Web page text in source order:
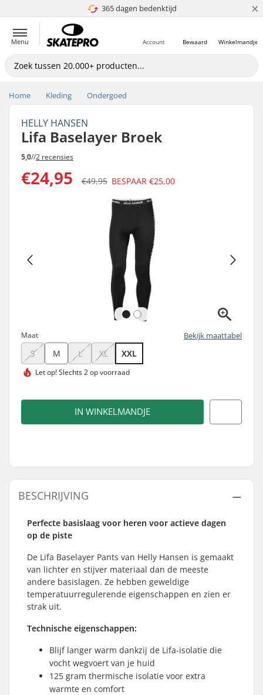
365 dagen bedenktijd
4.8 van 5 ×
Menu Winkelmandje
Bewaard
Account
Home Kleding Ondergoed
HELLY HANSEN
Lifa Baselayer Broek
5,0//2 recensies
€24,95 €49,95 BESPAAR €25,00
Maat Bekijk maattabel
S M L XL XXL
Let op!Slechts 2 op voorraad
IN WINKELMANDJE
BESCHRIJVING
Perfecte basislaag voor heren voor actieve dagen
op de piste
De Lifa Baselayer Pants van Helly Hansen is gemaakt
van lichter en stijver materiaal dan de meeste
andere basislagen. Ze hebben geweldige
temperatuurregulerende eigenschappen en zien er
strak uit.
Technische eigenschappen:
Blijf langer warm dankzij de Lifa-isolatie die
vocht wegvoert van je huid
125 gram thermische isolatie voor extra
warmte en comfort